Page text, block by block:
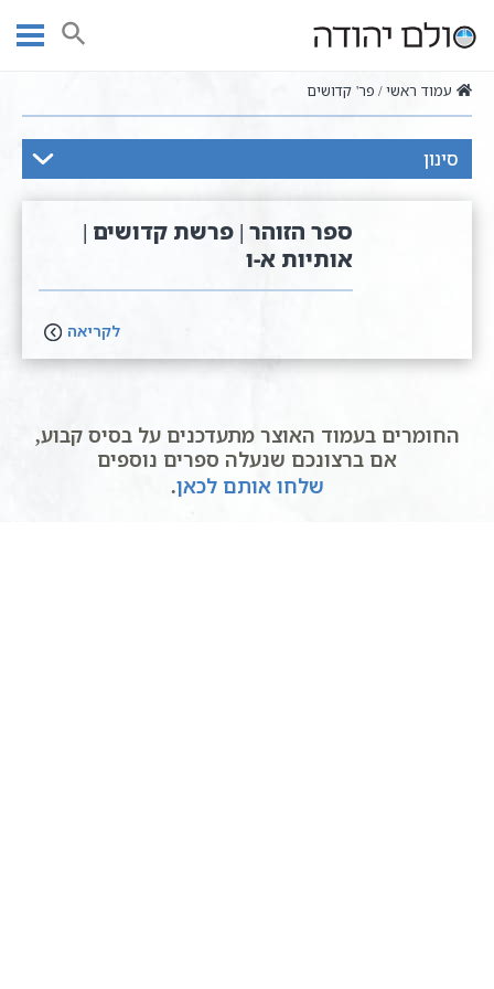
חיפוש
עמוד ראשי פר' קדושים
ספר הזוהר | פרשת קדושים |
אותיות א-ו
לקריאה
החומרים בעמוד האוצר מתעדכנים על בסיס קבוע,
אם ברצונכם שנעלה ספרים נוספים
שלחו אותם לכאן.
סינון